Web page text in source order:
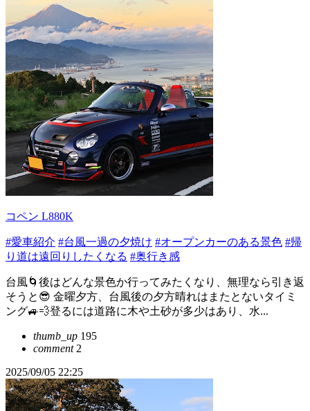
コペン L880K
#愛車紹介 #台風一過の夕焼け #オープンカーのある景色 #帰
り道は遠回りしたくなる #奥行き感
台風🌀後はどんな景色か行ってみたくなり、無理なら引き返
そうと😎 金曜夕方、台風後の夕方晴れはまたとないタイミ
ング🚙💨登るには道路に木や土砂が多少はあり、水...
thumb_up 195
comment2
2025/09/05 22:25